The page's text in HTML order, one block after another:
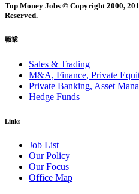
Top Money Jobs © Copyright 2000,
Reserved.
職業
Sales & Trading
M&A, Finance, Private
Private Banking, Asset
Hedge Funds
Links
Job List
Our Policy
Our Focus
Office Map